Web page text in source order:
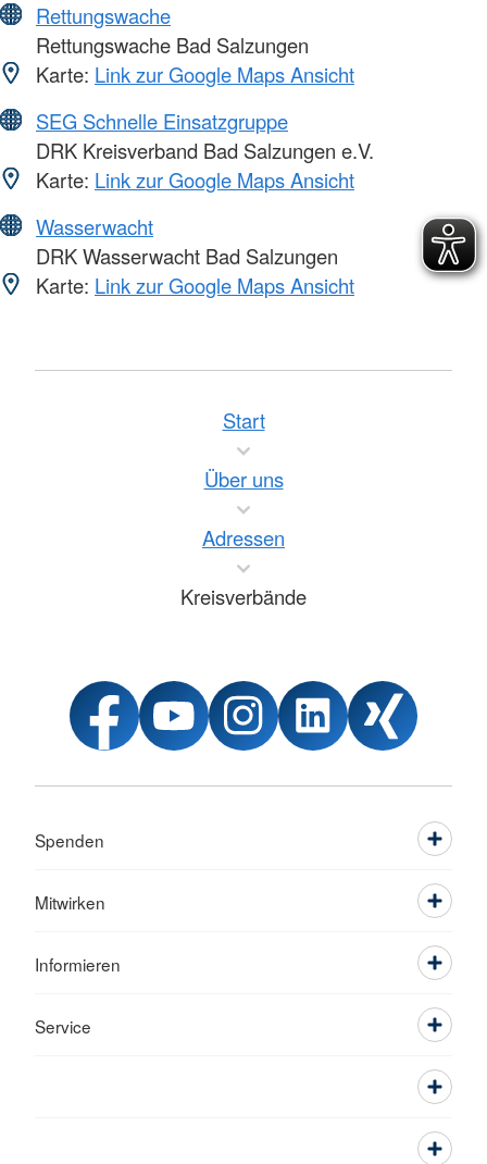
Rettungswache
Rettungswache Bad Salzungen
Karte: Link zur Google Maps Ansicht
SEG Schnelle Einsatzgruppe
DRK Kreisverband Bad Salzungen e.V.
Karte: Link zur Google Maps Ansicht
Wasserwacht
DRK Wasserwacht Bad Salzungen
Karte: Link zur Google Maps Ansicht
Start
Über uns
Adressen
Kreisverbände
Spenden
Mitwirken
Informieren
Service